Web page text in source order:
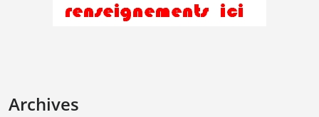
Archives